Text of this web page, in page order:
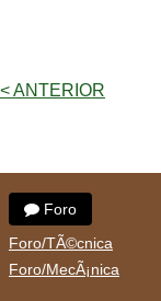
< ANTERIOR
Foro
Foro/TÃ©cnica
Foro/MecÃ¡nica